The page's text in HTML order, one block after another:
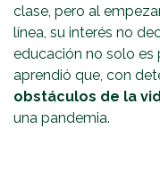
clase, pero al
línea, su interés no
educación no solo es
aprendió que, con
obstáculos de la
una pandemia.